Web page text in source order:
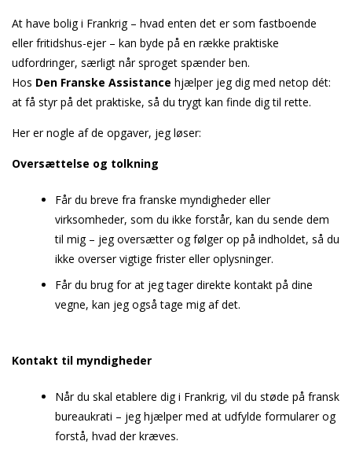
At have bolig i Frankrig – hvad enten det er som fastboende
eller fritidshus-ejer – kan byde på en række praktiske
udfordringer, særligt når sproget spænder ben.
Hos Den Franske Assistance hjælper jeg dig med netop dét:
at få styr på det praktiske, så du trygt kan finde dig til rette.
Her er nogle af de opgaver, jeg løser:
Oversættelse og tolkning
Får du breve fra franske myndigheder eller
virksomheder, som du ikke forstår, kan du sende dem
til mig – jeg oversætter og følger op på indholdet, så du
ikke overser vigtige frister eller oplysninger.
Får du brug for at jeg tager direkte kontakt på dine
vegne, kan jeg også tage mig af det.
Kontakt til myndigheder
Når du skal etablere dig i Frankrig, vil du støde på fransk
bureaukrati – jeg hjælper med at udfylde formularer og
forstå, hvad der kræves.